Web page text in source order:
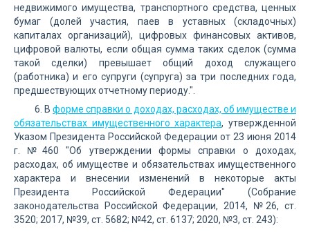
недвижимого имущества, транспортного средства, ценных
бумаг (долей участия, паев в уставных (складочных)
капиталах организаций), цифровых финансовых активов,
цифровой валюты, если общая сумма таких сделок (сумма
такой сделки) превышает общий доход служащего
(работника) и его супруги (супруга) за три последних года,
предшествующих отчетному периоду.".
6. Вформе справки о доходах, расходах, об имуществе и
обязательствах имущественного характера, утвержденной
Указом Президента Российской Федерации от 23 июня 2014
г. №460 "Об утверждении формы справки о доходах,
расходах, об имуществе и обязательствах имущественного
характера и внесении изменений в некоторые акты
Президента Российской Федерации" (Собрание
законодательства Российской Федерации, 2014, №26, ст.
3520; 2017, №39, ст. 5682; №42, ст. 6137; 2020, №3, ст. 243):